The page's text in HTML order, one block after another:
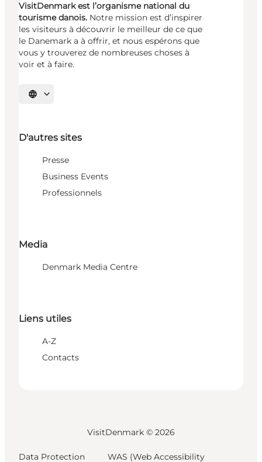
VisitDenmark est l’organisme national du
tourisme danois. Notre mission est d’inspirer
les visiteurs à découvrir le meilleur de ce que
le Danemark a à offrir, et nous espérons que
vous y trouverez de nombreuses choses à
voir et à faire.
Choisissez la langue
D'autres sites
Presse
Business Events
Professionnels
Media
Denmark Media Centre
Liens utiles
A-Z
Contacts
VisitDenmark © 2026
Data Protection WAS (Web Accessibility